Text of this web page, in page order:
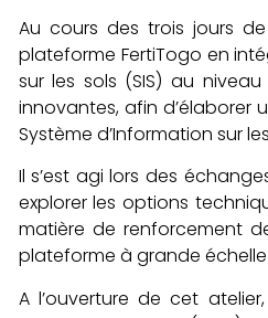
Au cours des trois jours
plateforme FertiTogo en
sur les sols (SIS) au
innovantes, afin d’élaborer
Système d’Information sur
Il s’est agi lors des
explorer les options
matière de renforcement
plateforme à grande
A l’ouverture de cet